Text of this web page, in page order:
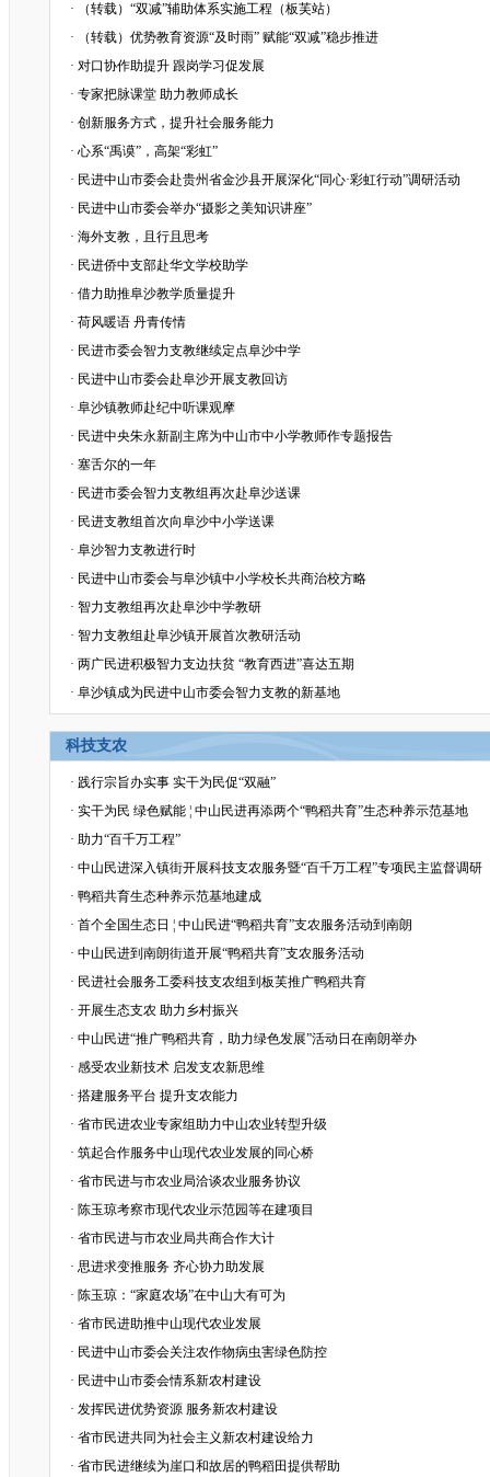
·
（转载）“双减”辅助体系实施工程（板芙站）
·
（转载）优势教育资源“及时雨” 赋能“双减”稳步推进
· 对口协作助提升 跟岗学习促发展
· 专家把脉课堂 助力教师成长
· 创新服务方式，提升社会服务能力
· 心系“禹谟”，高架“彩虹”
· 民进中山市委会赴贵州省金沙县开展深化“同心·彩虹行动”调研活动
· 民进中山市委会举办“摄影之美知识讲座”
· 海外支教，且行且思考
· 民进侨中支部赴华文学校助学
· 借力助推阜沙教学质量提升
· 荷风暖语 丹青传情
· 民进市委会智力支教继续定点阜沙中学
· 民进中山市委会赴阜沙开展支教回访
· 阜沙镇教师赴纪中听课观摩
· 民进中央朱永新副主席为中山市中小学教师作专题报告
· 塞舌尔的一年
· 民进市委会智力支教组再次赴阜沙送课
· 民进支教组首次向阜沙中小学送课
· 阜沙智力支教进行时
· 民进中山市委会与阜沙镇中小学校长共商治校方略
· 智力支教组再次赴阜沙中学教研
· 智力支教组赴阜沙镇开展首次教研活动
· 两广民进积极智力支边扶贫 “教育西进”喜达五期
· 阜沙镇成为民进中山市委会智力支教的新基地
科技支农
· 践行宗旨办实事 实干为民促“双融”
· 实干为民 绿色赋能 ¦ 中山民进再添两个“鸭稻共育”生态种养示范基地
· 助力“百千万工程”
· 中山民进深入镇街开展科技支农服务暨“百千万工程”专项民主监督调研
· 鸭稻共育生态种养示范基地建成
· 首个全国生态日 ¦ 中山民进“鸭稻共育”支农服务活动到南朗
· 中山民进到南朗街道开展“鸭稻共育”支农服务活动
· 民进社会服务工委科技支农组到板芙推广鸭稻共育
· 开展生态支农 助力乡村振兴
· 中山民进“推广鸭稻共育，助力绿色发展”活动日在南朗举办
· 感受农业新技术 启发支农新思维
· 搭建服务平台 提升支农能力
· 省市民进农业专家组助力中山农业转型升级
· 筑起合作服务中山现代农业发展的同心桥
· 省市民进与市农业局洽谈农业服务协议
· 陈玉琼考察市现代农业示范园等在建项目
· 省市民进与市农业局共商合作大计
· 思进求变推服务 齐心协力助发展
· 陈玉琼：“家庭农场”在中山大有可为
· 省市民进助推中山现代农业发展
· 民进中山市委会关注农作物病虫害绿色防控
· 民进中山市委会情系新农村建设
· 发挥民进优势资源 服务新农村建设
· 省市民进共同为社会主义新农村建设给力
· 省市民进继续为崖口和故居的鸭稻田提供帮助